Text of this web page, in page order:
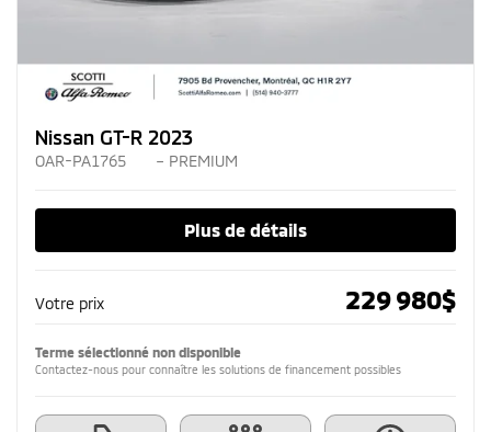
Nissan GT-R 2023
OAR-PA1765 – PREMIUM
Plus de détails
Votre prix 229 980$
Terme sélectionné non disponible
Contactez-nous pour connaître les solutions de financement possibles